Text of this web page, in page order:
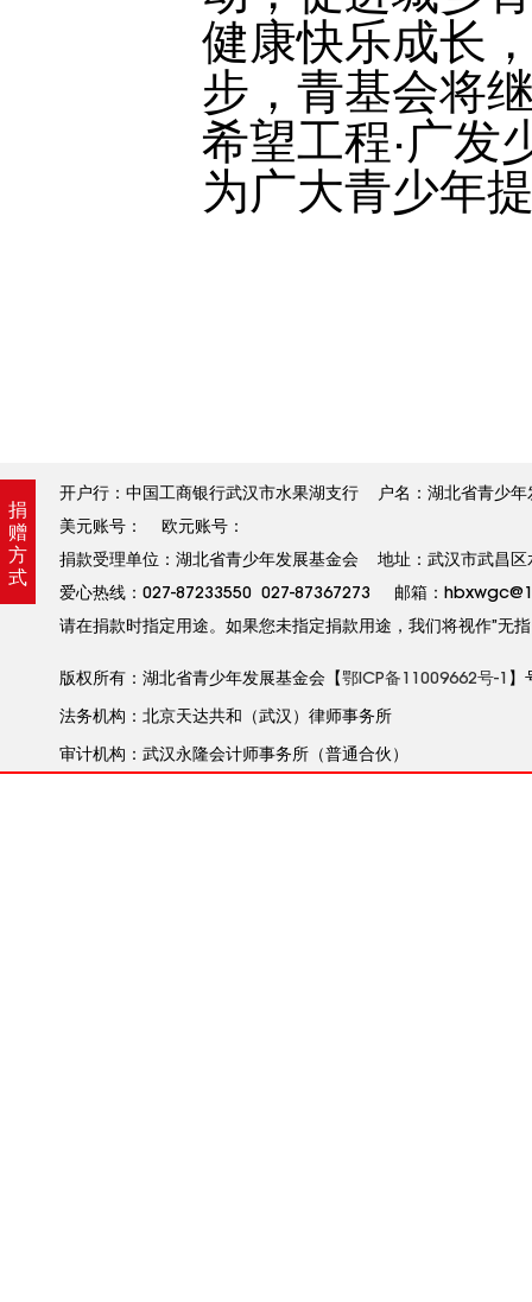
健康快乐成长
步，青基会将
希望工程·广发
为广大青少年
捐
赠
方
式
开户行：中国工商银行武汉市水果湖支行 户名：湖北省青
美元账号： 欧元账号：
捐款受理单位：湖北省青少年发展基金会 地址：武汉市武昌
爱心热线：027-87233550 027-87367273 邮箱：
请在捐款时指定用途。如果您未指定捐款用途，我们将视作”无
版权所有：湖北省青少年发展基金会【鄂ICP备11009662号-1 】
法务机构：北京天达共和（武汉）律师事务所
审计机构：武汉永隆会计师事务所（普通合伙）